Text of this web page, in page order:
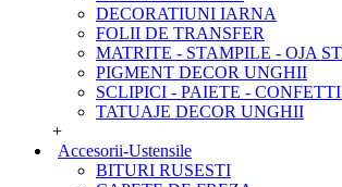
DECORATIUNI IARNA
FOLII DE TRANSFER
MATRITE - STAMPILE - OJA
PIGMENT DECOR UNGHII
SCLIPICI - PAIETE -
TATUAJE DECOR UNGHII
+
Accesorii-Ustensile
BITURI RUSESTI